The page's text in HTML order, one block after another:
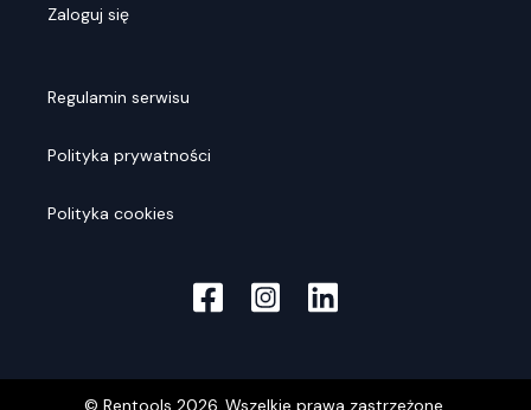
Zaloguj się
Regulamin serwisu
Polityka prywatności
Polityka cookies
© Rentools 2026 . Wszelkie prawa zastrzeżone.